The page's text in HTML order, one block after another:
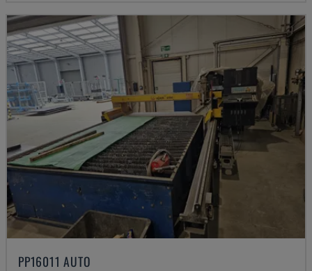
PP16011 AUTO